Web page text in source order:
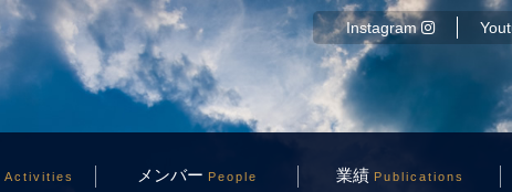
Instagram
Activities メンバー People 業績 Publications